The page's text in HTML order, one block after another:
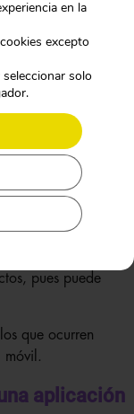
indicios, es decir,
pues puede
que ocurren
móvil.
aplicación
en la
excepto
solo